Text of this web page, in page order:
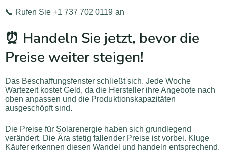
📞 Rufen Sie +1 737 702 0119 an
⏰ Handeln Sie jetzt, bevor die
Preise weiter steigen!
Das Beschaffungsfenster schließt sich. Jede Woche
Wartezeit kostet Geld, da die Hersteller ihre Angebote nach
oben anpassen und die Produktionskapazitäten
ausgeschöpft sind.
Die Preise für Solarenergie haben sich grundlegend
verändert. Die Ära stetig fallender Preise ist vorbei. Kluge
Käufer erkennen diesen Wandel und handeln entsprechend.